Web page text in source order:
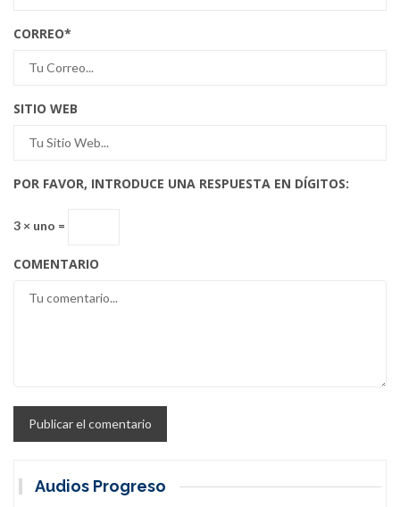
CORREO*
SITIO WEB
POR FAVOR, INTRODUCE UNA RESPUESTA EN DÍGITOS:
3 × uno =
COMENTARIO
Audios Progreso